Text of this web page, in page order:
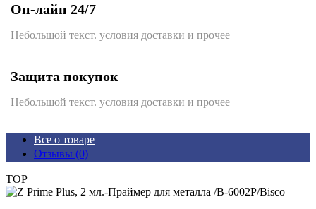
Он-лайн 24/7
Небольшой текст. условия доставки и прочее
Защита покупок
Небольшой текст. условия доставки и прочее
Все о товаре
Отзывы (0)
TOP